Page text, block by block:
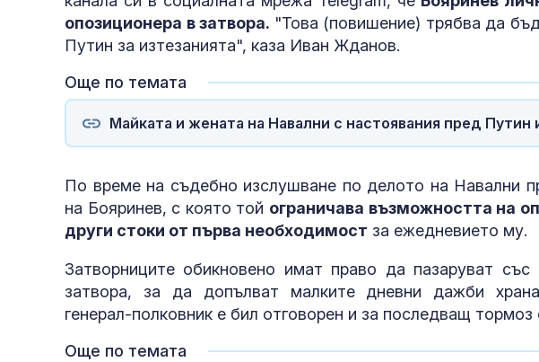
опозиционера в затвора. "Това (повишение) трябва да
Путин за изтезанията", каза Иван Жданов.
Още по темата
Майката и жената на Навални с настоявания пред Путин
По време на съдебно изслушване по делото на Навални
на Бояринев, с която той ограничава възможността на
други стоки от първа необходимост за ежедневието му.
Затворниците обикновено имат право да пазаруват
затвора, за да допълват малките дневни дажби
генерал-полковник е бил отговорен и за последващ
Още по темата